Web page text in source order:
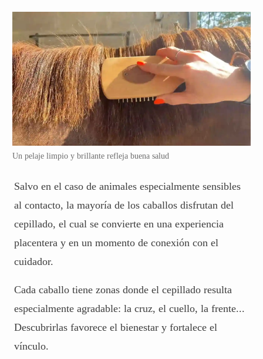
Un pelaje limpio y brillante refleja buena salud
Salvo en el caso de animales especialmente sensibles
al contacto, la mayoría de los caballos disfrutan del
cepillado, el cual se convierte en una experiencia
placentera y en un momento de conexión con el
cuidador.
Cada caballo tiene zonas donde el cepillado resulta
especialmente agradable: la cruz, el cuello, la frente...
Descubrirlas favorece el bienestar y fortalece el
vínculo.